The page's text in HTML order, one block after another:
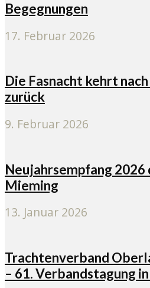
Begegnungen
17. Februar 2026
Die Fasnacht kehrt
zurück
9. Februar 2026
Neujahrsempfang 2026
Mieming
13. Januar 2026
Trachtenverband
– 61. Verbandstagung